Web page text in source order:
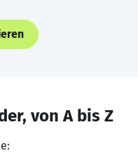
von A bis Z